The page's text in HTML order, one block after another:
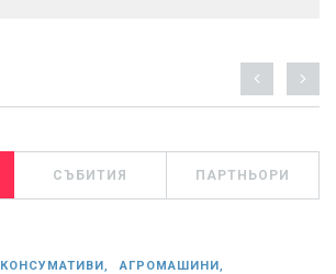
СЪБИТИЯ ПАРТНЬОРИ
КОНСУМАТИВИ, АГРОМАШИНИ,